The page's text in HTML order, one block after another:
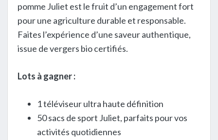
pomme Juliet est le fruit d’un engagement fort
pour une agriculture durable et responsable.
Faites l’expérience d’une saveur authentique,
issue de vergers bio certifiés.
Lots à gagner :
1 téléviseur ultra haute définition
50 sacs de sport Juliet, parfaits pour vos
activités quotidiennes